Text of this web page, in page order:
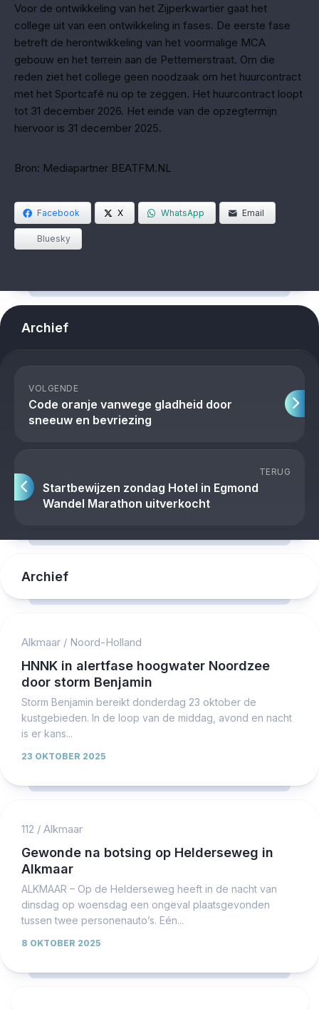
Voor de ontwikkeling van het Zijperkwartier gaat het
college uit van een ontwikkeling in fases. De eerste fase
betreft de herontwikkeling van het voormalige MCA
gebouw en het terrein aan de Pettemerstraat. Om die
reden ziet het college geen noodzaak om het huurcontract
met het Sportcafé nu op te zeggen. Het huurcontract loopt
tot 31 december 2026. Het einde van de opzegtermijn
hiervoor is 31 december 2025.
Bron: Mediapartner BEATFM.NL
Facebook X WhatsApp Email
Bluesky
Archief
VOLGENDE
Code oranje vanwege gladheid door
sneeuw en bevriezing
TERUG
Startbewijzen zondag Hotel in Egmond
Wandel Marathon uitverkocht
Archief
Alkmaar / Noord-Holland
HNNK in alertfase hoogwater Noordzee
door storm Benjamin
Storm Benjamin bereikt donderdag 23 oktober de
kustgebieden. In de loop van de middag, avond en nacht
is er kans...
23 OKTOBER 2025
112 / Alkmaar
Gewonde na botsing op Helderseweg in
Alkmaar
ALKMAAR – Op de Helderseweg heeft in de nacht van
dinsdag op woensdag een ongeval plaatsgevonden
tussen twee personenauto’s. Eén...
8 OKTOBER 2025